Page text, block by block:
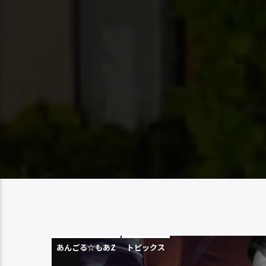
あんごる☆もあZ トピックス